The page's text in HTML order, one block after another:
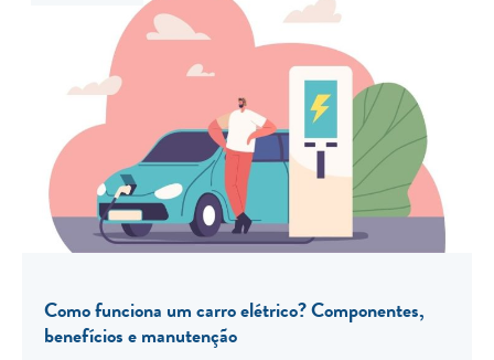
Como funciona um carro elétrico? Componentes,
benefícios e manutenção